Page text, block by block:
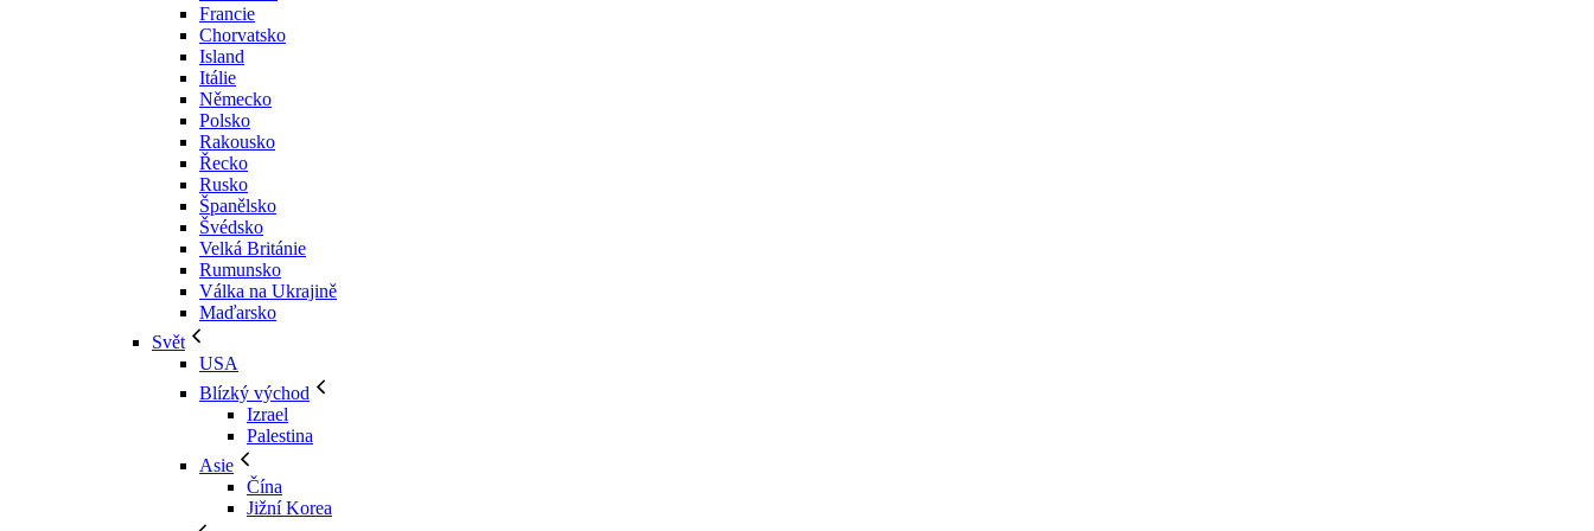
Francie
Chorvatsko
Island
Itálie
Německo
Polsko
Rakousko
Řecko
Rusko
Španělsko
Švédsko
Velká Británie
Rumunsko
Válka na Ukrajině
Maďarsko
Svět
USA
Blízký východ
Izrael
Palestina
Asie
Čína
Jižní Korea